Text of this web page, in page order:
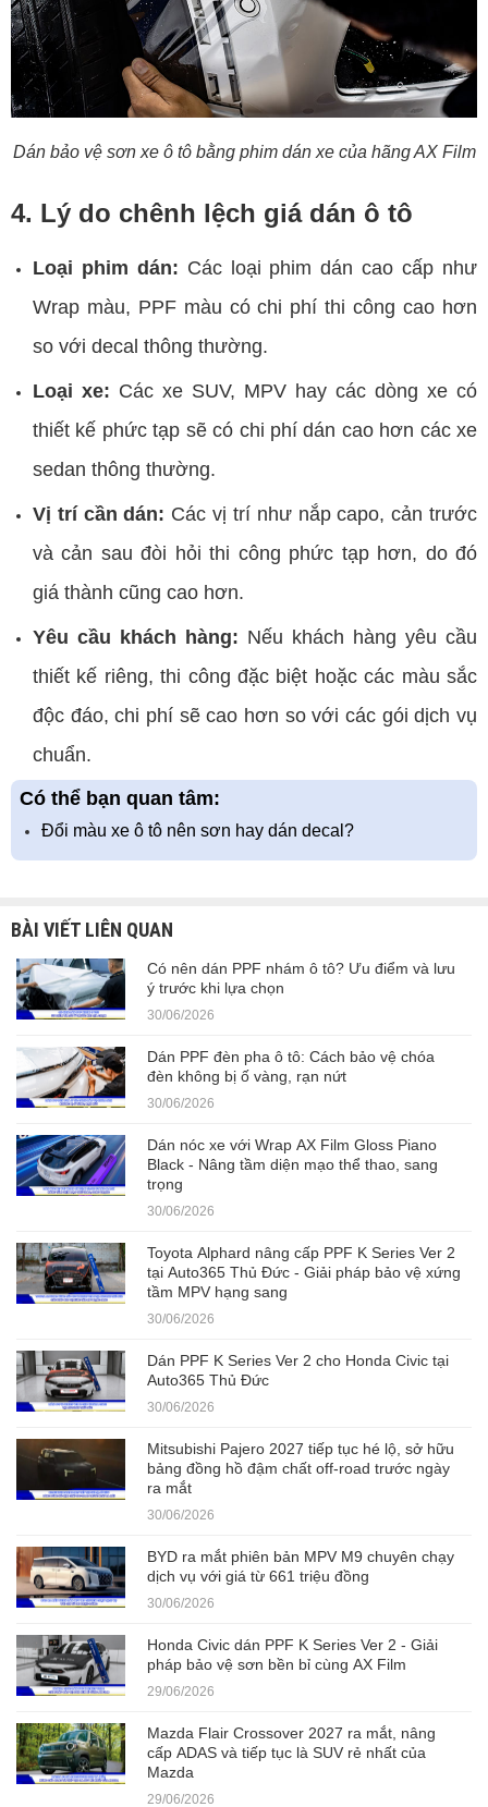
Dán bảo vệ sơn xe ô tô bằng phim dán xe của hãng AX Film
4. Lý do chênh lệch giá dán ô tô
Loại phim dán: Các loại phim dán cao cấp như
Wrap màu, PPF màu có chi phí thi công cao hơn
so với decal thông thường.
Loại xe: Các xe SUV, MPV hay các dòng xe có
thiết kế phức tạp sẽ có chi phí dán cao hơn các xe
sedan thông thường.
Vị trí cần dán: Các vị trí như nắp capo, cản trước
và cản sau đòi hỏi thi công phức tạp hơn, do đó
giá thành cũng cao hơn.
Yêu cầu khách hàng: Nếu khách hàng yêu cầu
thiết kế riêng, thi công đặc biệt hoặc các màu sắc
độc đáo, chi phí sẽ cao hơn so với các gói dịch vụ
chuẩn.
Có thể bạn quan tâm:
Đổi màu xe ô tô nên sơn hay dán decal?
BÀI VIẾT LIÊN QUAN
Có nên dán PPF nhám ô tô? Ưu điểm và lưu
ý trước khi lựa chọn
30/06/2026
Dán PPF đèn pha ô tô: Cách bảo vệ chóa
đèn không bị ố vàng, rạn nứt
30/06/2026
Dán nóc xe với Wrap AX Film Gloss Piano
Black - Nâng tầm diện mạo thể thao, sang
trọng
30/06/2026
Toyota Alphard nâng cấp PPF K Series Ver 2
tại Auto365 Thủ Đức - Giải pháp bảo vệ xứng
tầm MPV hạng sang
30/06/2026
Dán PPF K Series Ver 2 cho Honda Civic tại
Auto365 Thủ Đức
30/06/2026
Mitsubishi Pajero 2027 tiếp tục hé lộ, sở hữu
bảng đồng hồ đậm chất off-road trước ngày
ra mắt
30/06/2026
BYD ra mắt phiên bản MPV M9 chuyên chạy
dịch vụ với giá từ 661 triệu đồng
30/06/2026
Honda Civic dán PPF K Series Ver 2 - Giải
pháp bảo vệ sơn bền bỉ cùng AX Film
29/06/2026
Mazda Flair Crossover 2027 ra mắt, nâng
cấp ADAS và tiếp tục là SUV rẻ nhất của
Mazda
29/06/2026